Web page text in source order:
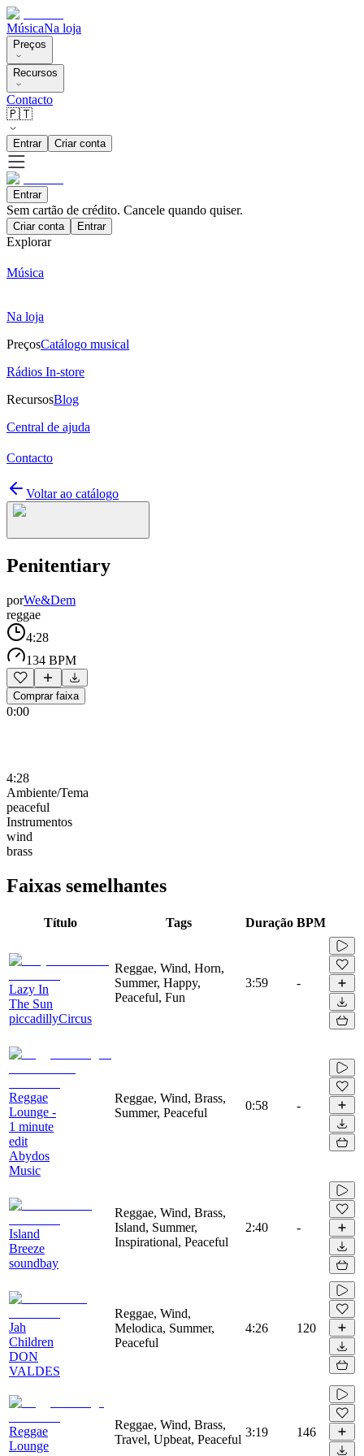
MúsicaNa loja
Preços
Recursos
Contacto
🇵🇹
Entrar Criar conta
Entrar
Sem cartão de crédito. Cancele quando quiser.
Criar conta Entrar
Explorar
Música
Na loja
PreçosCatálogo musical
Rádios In-store
RecursosBlog
Central de ajuda
Contacto
Voltar ao catálogo
Penitentiary
porWe&Dem
reggae
4:28
134 BPM
Comprar faixa
0:00
4:28
Ambiente/Tema
peaceful
Instrumentos
wind
brass
Faixas semelhantes
Título Tags Duração BPM
Lazy In
The Sun
piccadillyCircus
Reggae, Wind, Horn,
Summer, Happy,
Peaceful, Fun
3:59 -
Reggae
Lounge -
1 minute
edit
Abydos
Music
Reggae, Wind, Brass,
Summer, Peaceful
0:58 -
Island
Breeze
soundbay
Reggae, Wind, Brass,
Island, Summer,
Inspirational, Peaceful
2:40 -
Jah
Children
DON
VALDES
Reggae, Wind,
Melodica, Summer,
Peaceful
4:26 120
Reggae
Lounge
Reggae, Wind, Brass,
Travel, Upbeat, Peaceful
3:19 146